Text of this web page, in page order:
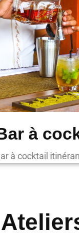
à
à cocktail